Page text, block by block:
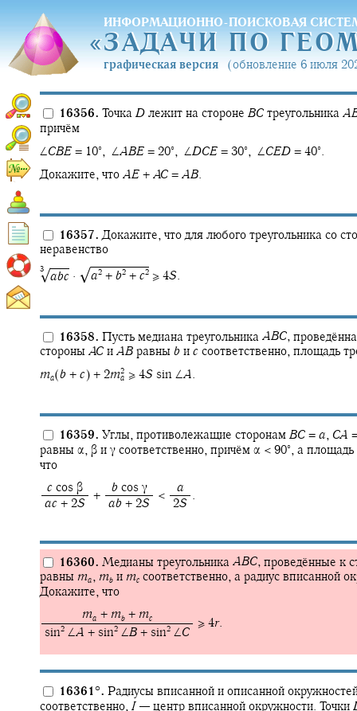
ИНФОРМАЦИОННО-ПОИСКОВАЯ
«ЗАДАЧИ ПО
«ЗАДАЧИ ПО
графическая версия (обновление 6 июля
16356. Точка D лежит на стороне BC треугольника A
причём
∠CBE = 10‍∘ , ∠ABE = 20‍∘ , ∠DCE = 30‍∘ , ∠CED = 40‍∘ .
Докажите, что AE + AC = AB.
16357. Докажите, что для любого треугольника со
неравенство
3
√abc · ‍ √a2 + b2 + c2 ≥ 4S.
16358. Пусть медиана треугольника ABC,
стороны AC и AB равны b и c соответственно, площадь
ma(b + c) + 2m2
a ≥ 4S sin ∠A.
16359. Углы, противолежащие сторонам BC = a, CA
равны α, β иγ соответственно, причём α < 90‍∘ , а площадь
что
c cos β
ac + 2S
+ ‍
bcos γ
ab + 2S
< ‍
a
‍ 2S
.
16360. Медианы треугольника ABC, проведённые к
равны ma , mb и mc соответственно, а радиус вписанной
Докажите, что
ma + mb + mc
‍ sin‍2 ∠A + sin‍2 ∠B + sin‍2 ∠C
≥ 4r.
16361°. Радиусы вписанной и описанной
соответственно, I — центр вписанной окружности. Точки